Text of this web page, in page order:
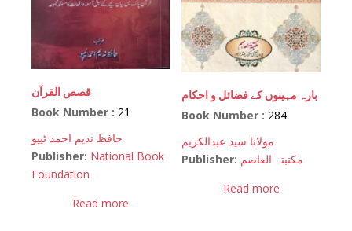
قصص القرآن
Book Number : 21
حافظ ندیم احمد ٹیپو
Publisher: National Book
Foundation
Read more
بارہ مہینوں کے فضائل و احکام
Book Number : 284
مولانا سید عبدالکریم
Publisher: مکتبتہ العاصم
Read more